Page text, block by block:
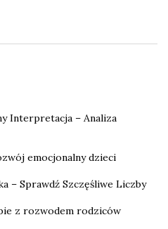
Interpretacja – Analiza
emocjonalny dzieci
– Sprawdź Szczęśliwe Liczby
z rozwodem rodziców